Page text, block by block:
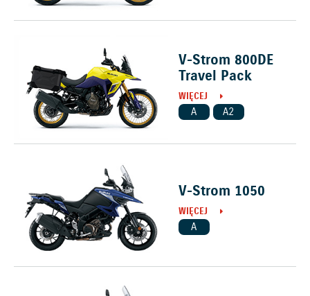
V-Strom 800DE
Travel Pack
WIĘCEJ
A A2
V-Strom 1050
WIĘCEJ
A